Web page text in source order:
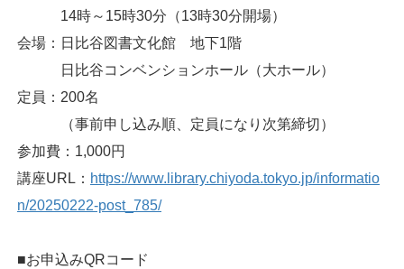
14時～15時30分（13時30分開場）
会場：日比谷図書文化館 地下1階
日比谷コンベンションホール（大ホール）
定員：200名
（事前申し込み順、定員になり次第締切）
参加費：1,000円
講座URL： https://www.library.chiyoda.tokyo.jp/informatio
n/20250222-post_785/
■お申込みQRコード